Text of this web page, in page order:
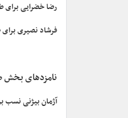
رضا خضرایی برای
فرشاد نصیری
نامزدهای
آژمان بیژنی نسب